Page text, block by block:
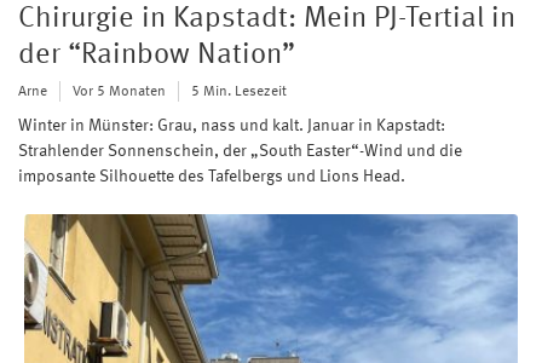
Chirurgie in Kapstadt: Mein PJ-Tertial in
der “Rainbow Nation”
Arne Vor 5 Monaten 5 Min. Lesezeit
Winter in Münster: Grau, nass und kalt. Januar in Kapstadt:
Strahlender Sonnenschein, der „South Easter“-Wind und die
imposante Silhouette des Tafelbergs und Lions Head.